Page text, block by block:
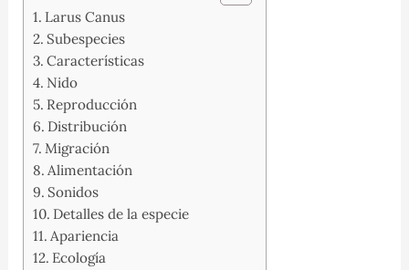
Larus Canus
Subespecies
Características
Nido
Reproducción
Distribución
Migración
Alimentación
Sonidos
Detalles de la especie
Apariencia
Ecología